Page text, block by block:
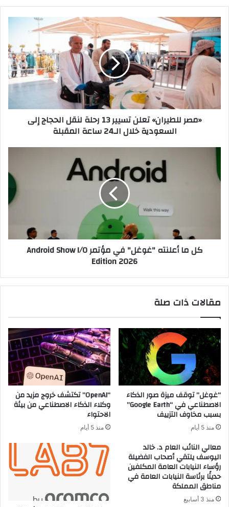
«مصر
للطيران»
تعلن
تسيير
13
رحلة
لنقل
الحجاج
إلى
السعودية
«مصر للطيران» تعلن تسيير 13 رحلة لنقل الحجاج إلى
السعودية خلال الـ24 ساعة المقبلة
أعلنته
"غوغل"
I/O
Edition
كل ما أعلنته "غوغل" في مؤتمر Android Show I/O
Edition 2026
مقالات ذات صلة
“غوغل” توقف ميزة صور الذكاء
الاصطناعي في “Google Earth”
بسبب مخاوف التزييف
منذ 5 أيام
“OpenAI” تكتشف خروج مزيد من
وكلاء الذكاء الاصطناعي من بيئة
الاحتواء
منذ 5 أيام
معالي النائب العام د. خالد
اليوسف يلتقي أصحاب الفضيلة
رؤساء النيابات العامة المكلفين
حديثًا برئاسة النيابات العامة في
مناطق المملكة
منذ 3 أسابيع